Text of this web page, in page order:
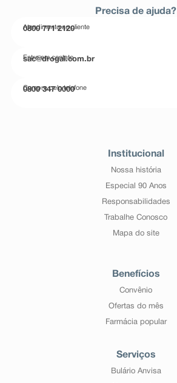
Precisa de ajuda?
Atendimento ao cliente
0800 771 2120
Entre em contato
sac@drogal.com.br
Compre pelo telefone
0800 347 0000
Institucional
Nossa história
Especial 90 Anos
Responsabilidades
Trabalhe Conosco
Mapa do site
Benefícios
Convênio
Ofertas do mês
Farmácia popular
Serviços
Bulário Anvisa